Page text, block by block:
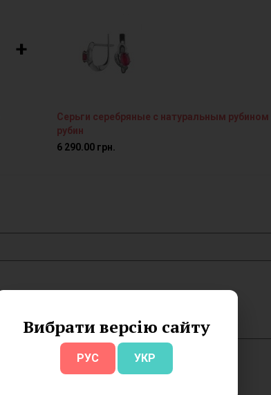
Вибрати версію сайту
РУС УКР
+
Серьги серебряные с натуральным рубином
рубин
6 290.00 грн.